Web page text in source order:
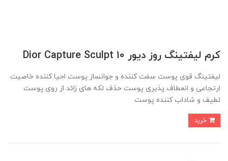
کرم لیفتینگ روز دیور Dior Capture Sculpt 10
لیفتینگ قوی پوست سفت کننده و جوانساز پوست احیا کننده خاصیت
ارتجاعی و انعطاف پذیری پوست حذف لکه های زائد از روی پوست
لطیف و شاداب کننده پوست